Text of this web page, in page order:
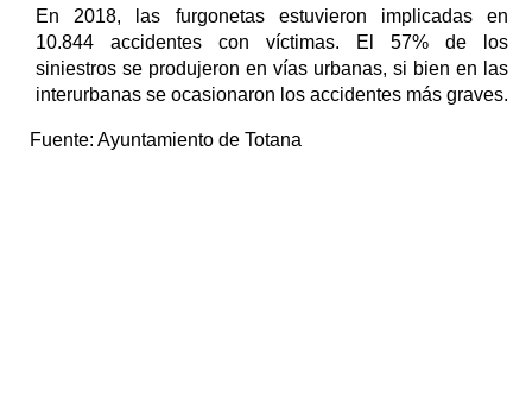
En 2018, las furgonetas estuvieron implicadas en
10.844 accidentes con víctimas. El 57% de los
siniestros se produjeron en vías urbanas, si bien en las
interurbanas se ocasionaron los accidentes más graves.
Fuente: Ayuntamiento de Totana